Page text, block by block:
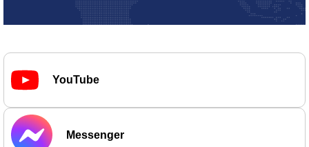
YouTube
Messenger